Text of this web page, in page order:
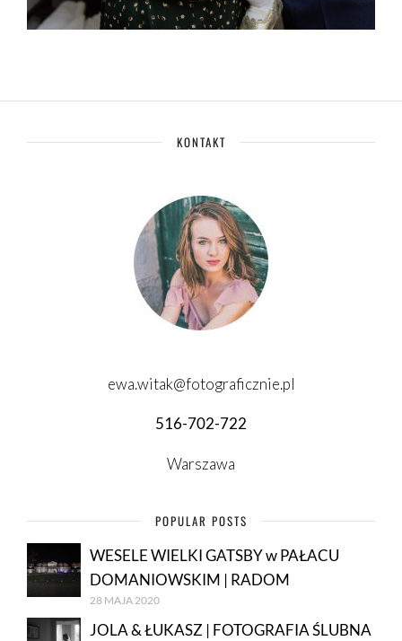
KONTAKT
ewa.witak@fotograficznie.pl
516-702-722
Warszawa
POPULAR POSTS
WESELE WIELKI GATSBY w PAŁACU
DOMANIOWSKIM | RADOM
28 MAJA 2020
JOLA & ŁUKASZ | FOTOGRAFIA ŚLUBNA